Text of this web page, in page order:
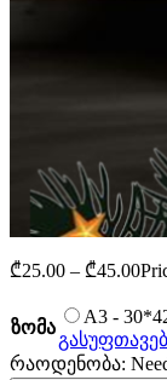
₾25.00 – ₾45.00
ზომა
A3 -
რაოდენობა: Need